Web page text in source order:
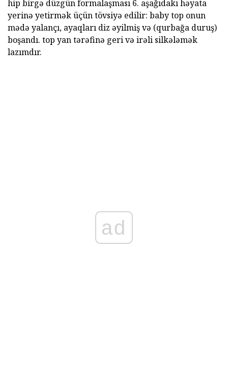
hip birgə düzgün formalaşması 6. aşağıdakı həyata
yerinə yetirmək üçün tövsiyə edilir: baby top onun
mədə yalançı, ayaqları diz əyilmiş və (qurbağa duruş)
boşandı. top yan tərəfinə geri və irəli silkələmək
lazımdır.
ad